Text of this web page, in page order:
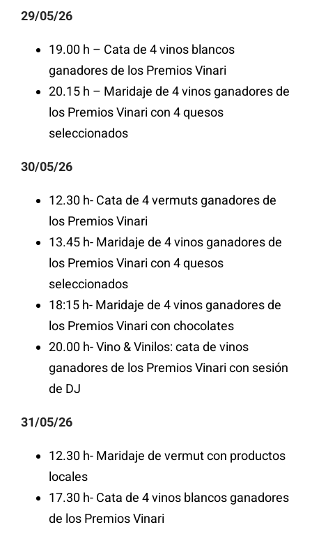
29/05/26
19.00 h – Cata de 4 vinos blancos
ganadores de los Premios Vinari
20.15 h – Maridaje de 4 vinos ganadores de
los Premios Vinari con 4 quesos
seleccionados
30/05/26
12.30 h- Cata de 4 vermuts ganadores de
los Premios Vinari
13.45 h- Maridaje de 4 vinos ganadores de
los Premios Vinari con 4 quesos
seleccionados
18:15 h- Maridaje de 4 vinos ganadores de
los Premios Vinari con chocolates
20.00 h- Vino & Vinilos: cata de vinos
ganadores de los Premios Vinari con sesión
de DJ
31/05/26
12.30 h- Maridaje de vermut con productos
locales
17.30 h- Cata de 4 vinos blancos ganadores
de los Premios Vinari